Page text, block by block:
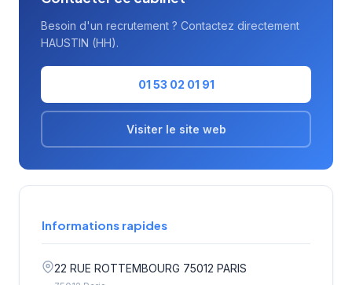
Besoin d'un recrutement ? Contactez directement
HAUSTIN (HH).
01 53 02 01 91
Visiter le site web
Informations rapides
22 RUE ROTTEMBOURG 75012 PARIS